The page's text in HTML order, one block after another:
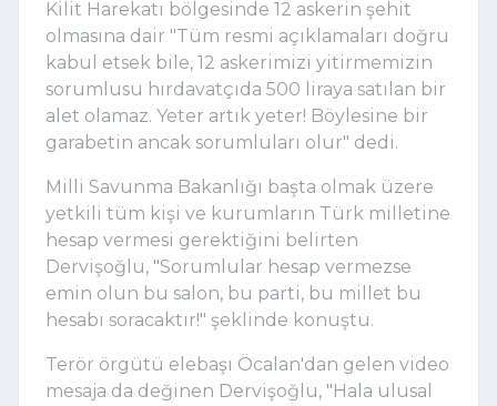
Kilit Harekatı bölgesinde 12 askerin şehit
olmasına dair "Tüm resmi açıklamaları doğru
kabul etsek bile, 12 askerimizi yitirmemizin
sorumlusu hırdavatçıda 500 liraya satılan bir
alet olamaz. Yeter artık yeter! Böylesine bir
garabetin ancak sorumluları olur" dedi.
Milli Savunma Bakanlığı başta olmak üzere
yetkili tüm kişi ve kurumların Türk milletine
hesap vermesi gerektiğini belirten
Dervişoğlu, "Sorumlular hesap vermezse
emin olun bu salon, bu parti, bu millet bu
hesabı soracaktır!" şeklinde konuştu.
Terör örgütü elebaşı Öcalan'dan gelen video
mesaja da değinen Dervişoğlu, "Hala ulusal